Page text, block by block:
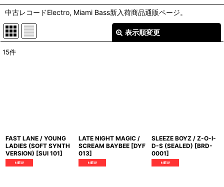
中古レコードElectro, Miami Bass新入荷商品通販ページ。
表示順変更
15件
FAST LANE / YOUNG
LADIES (SOFT SYNTH
VERSION) [SUI 101]
LATE NIGHT MAGIC /
SCREAM BAYBEE [DYF
013]
SLEEZE BOYZ / Z-O-I-
D-S (SEALED) [BRD-
0001]